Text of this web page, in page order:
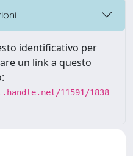
identificativo per
un link a questo
11591/1838